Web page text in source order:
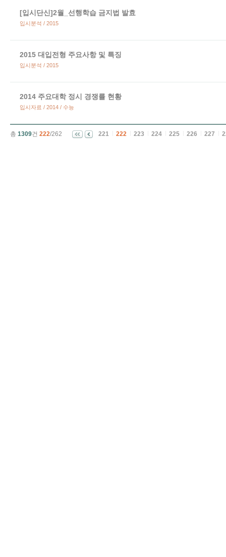
[입시단신]2월_선행학습 금지법 발효
입시분석 / 2015
2015 대입전형 주요사항 및 특징
입시분석 / 2015
2014 주요대학 정시 경쟁률 현황
입시자료 / 2014 / 수능
총 1309건 222/262 221 222 223 224 225 226 227